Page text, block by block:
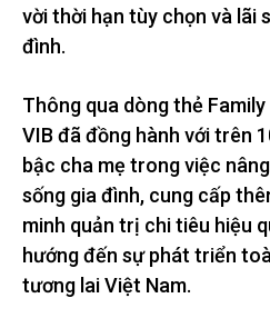
vời thời hạn tùy chọn và lãi
đình.
Thông qua dòng thẻ
VIB đã đồng hành với trên
bậc cha mẹ trong việc
sống gia đình, cung cấp
minh quản trị chi tiêu hiệu
hướng đến sự phát triển
tương lai Việt Nam.